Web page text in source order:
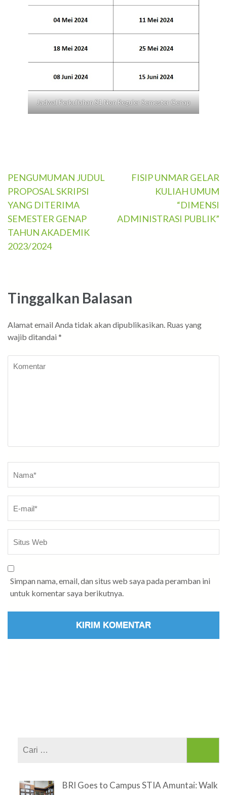
Jadwal Perkuliahan S1 Non Reguler Semester Genap
Navigasi
pos
PENGUMUMAN JUDUL
PROPOSAL SKRIPSI
YANG DITERIMA
SEMESTER GENAP
TAHUN AKADEMIK
2023/2024
FISIP UNMAR GELAR
KULIAH UMUM
“DIMENSI
ADMINISTRASI PUBLIK”
Tinggalkan Balasan
Alamat email Anda tidak akan dipublikasikan. Ruas yang
wajib ditandai *
Simpan nama, email, dan situs web saya pada peramban ini
untuk komentar saya berikutnya.
BRI Goes to Campus STIA Amuntai: Walk